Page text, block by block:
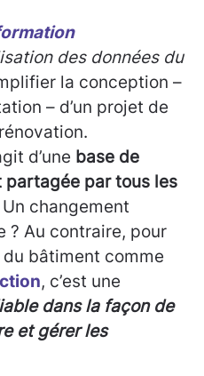
des données du
la conception –
– d’un projet de
d’une base de
partagée par tous les
Un changement
? Au contraire, pour
bâtiment comme
, c’est une
dans la façon de
et gérer les